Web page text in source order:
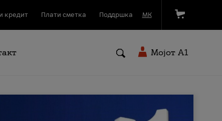
кредит Плати сметка Поддршка МК
Мојот A1